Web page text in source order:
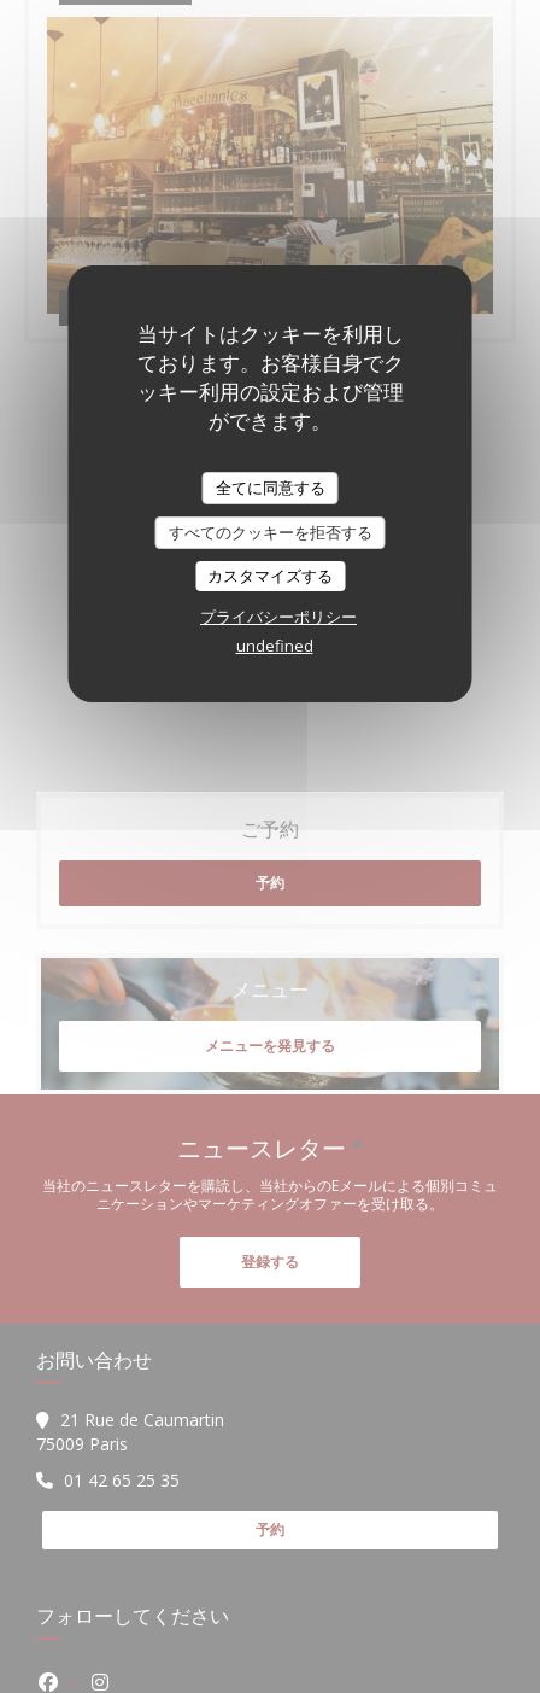
当サイトはクッキーを利用し
ております。お客様自身でク
ッキー利用の設定および管理
ができます。
全てに同意する
すべてのクッキーを拒否する
カスタマイズする
プライバシーポリシー
undefined
バーチャルツアー
ご予約
予約
メニュー
メニューを発見する
ニュースレター *
当社のニュースレターを購読し、当社からのEメールによる個別コミュ
ニケーションやマーケティングオファーを受け取る。
登録する
お問い合わせ
21 Rue de Caumartin
75009 Paris
01 42 65 25 35
予約
フォローしてください